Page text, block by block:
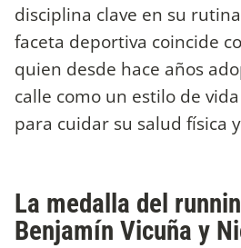
disciplina clave en su
faceta deportiva coincide
quien desde hace años
calle como un estilo de
para cuidar su salud física
La medalla del
Benjamín Vicuña y